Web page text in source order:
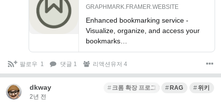
GRAPHMARK.FRAMER.WEBSITE
Enhanced bookmarking service -
Visualize, organize, and access your
bookmarks…
팔로우 1 댓글 1 리액션유저 4
dkway
2년 전
크롬 확장 프로그램 RAG 위키